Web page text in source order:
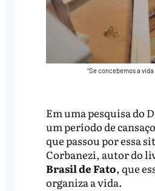
“Se concebemos a
Em uma pesquisa do
um período de
que passou por essa
Corbanezi, autor do
Brasil de Fato, que
organiza a vida.